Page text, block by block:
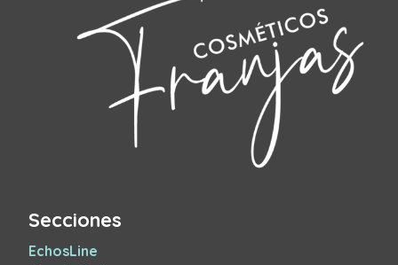
Secciones
EchosLine